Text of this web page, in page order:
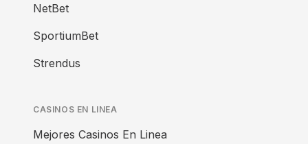
NetBet
SportiumBet
Strendus
CASINOS EN LINEA
Mejores Casinos En Linea